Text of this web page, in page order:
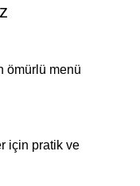
ömürlü menü
için pratik ve